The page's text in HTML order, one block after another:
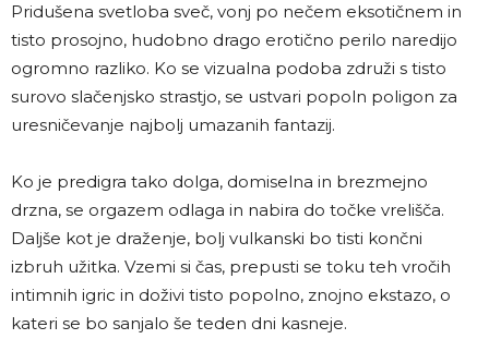
Pridušena svetloba sveč, vonj po nečem eksotičnem in
tisto prosojno, hudobno drago erotično perilo naredijo
ogromno razliko. Ko se vizualna podoba združi s tisto
surovo slačenjsko strastjo, se ustvari popoln poligon za
uresničevanje najbolj umazanih fantazij.
Ko je predigra tako dolga, domiselna in brezmejno
drzna, se orgazem odlaga in nabira do točke vrelišča.
Daljše kot je draženje, bolj vulkanski bo tisti končni
izbruh užitka. Vzemi si čas, prepusti se toku teh vročih
intimnih igric in doživi tisto popolno, znojno ekstazo, o
kateri se bo sanjalo še teden dni kasneje.